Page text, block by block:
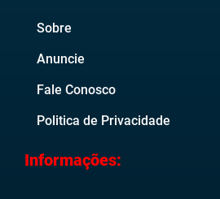
Sobre
Anuncie
Fale Conosco
Politica de Privacidade
Informações: